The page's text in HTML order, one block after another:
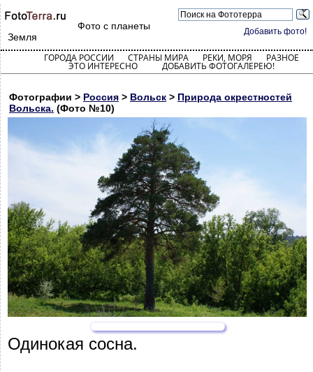
Добавить фото!
Фото с планеты
Земля
ГОРОДА РОССИИ СТРАНЫ МИРА РЕКИ, МОРЯ РАЗНОЕ
ЭТО ИНТЕРЕСНО ДОБАВИТЬ ФОТОГАЛЕРЕЮ!
Фотографии > Россия > Вольск > Природа окрестностей
Вольска. (Фото №10)
Одинокая сосна.